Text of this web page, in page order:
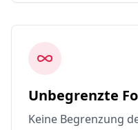
Unbegrenzte
Keine Begrenzung